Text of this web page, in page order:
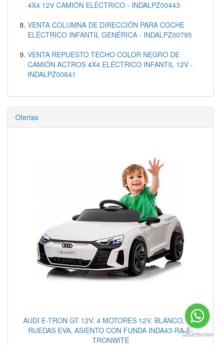
4X4 12V CAMIÓN ELÉCTRICO - INDALPZ00443
VENTA COLUMNA DE DIRECCIÓN PARA COCHE
ELÉCTRICO INFANTIL GENÉRICA - INDALPZ00795
VENTA REPUESTO TECHO COLOR NEGRO DE
CAMIÓN ACTROS 4X4 ELÉCTRICO INFANTIL 12V -
INDALPZ00641
Ofertas
AUDI E-TRON GT 12V, 4 MOTORES 12V, BLANCO, RC,
RUEDAS EVA, ASIENTO CON FUNDA INDA43-RA-E-
TRONWITE